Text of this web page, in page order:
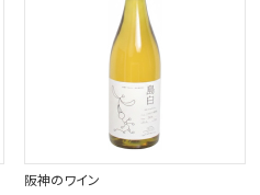
阪神のワイン